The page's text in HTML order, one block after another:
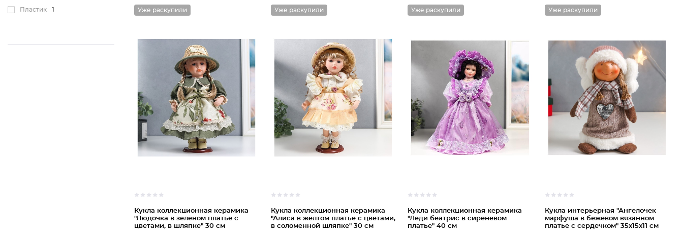
Пластик 1 Уже раскупили
Кукла коллекционная керамика
"Людочка в зелёном платье с
цветами, в шляпке" 30 см
Уже раскупили
Кукла коллекционная керамика
"Алиса в жёлтом платье с цветами,
в соломенной шляпке" 30 см
Уже раскупили
Кукла коллекционная керамика
"Леди беатрис в сиреневом
платье" 40 см
Уже раскупили
Кукла интерьерная "Ангелочек
марфуша в бежевом вязанном
платье с сердечком" 35х15х11 см